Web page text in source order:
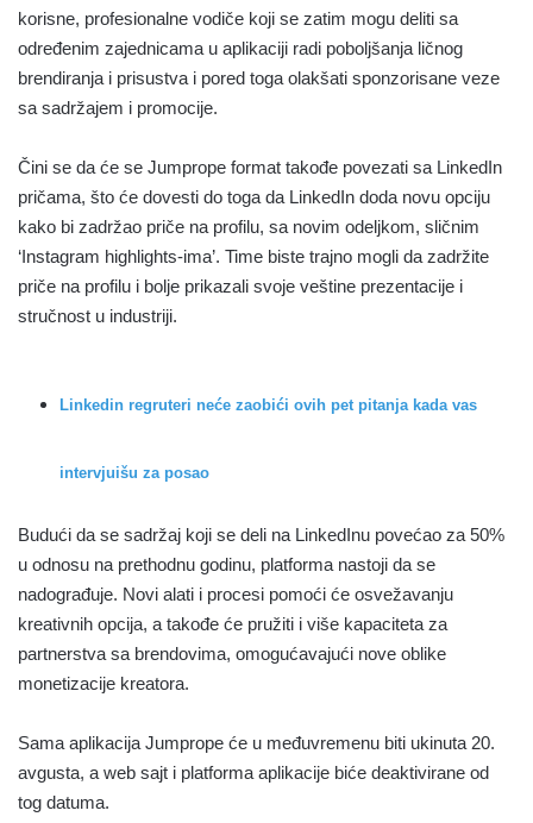
korisne, profesionalne vodiče koji se zatim mogu deliti sa
određenim zajednicama u aplikaciji radi poboljšanja ličnog
brendiranja i prisustva i pored toga olakšati sponzorisane veze
sa sadržajem i promocije.
Čini se da će se Jumprope format takođe povezati sa LinkedIn
pričama, što će dovesti do toga da LinkedIn doda novu opciju
kako bi zadržao priče na profilu, sa novim odeljkom, sličnim
‘Instagram highlights-ima’. Time biste trajno mogli da zadržite
priče na profilu i bolje prikazali svoje veštine prezentacije i
stručnost u industriji.
Linkedin regruteri neće zaobići ovih pet pitanja kada vas
intervjuišu za posao
Budući da se sadržaj koji se deli na LinkedInu povećao za 50%
u odnosu na prethodnu godinu, platforma nastoji da se
nadograđuje. Novi alati i procesi pomoći će osvežavanju
kreativnih opcija, a takođe će pružiti i više kapaciteta za
partnerstva sa brendovima, omogućavajući nove oblike
monetizacije kreatora.
Sama aplikacija Jumprope će u međuvremenu biti ukinuta 20.
avgusta, a web sajt i platforma aplikacije biće deaktivirane od
tog datuma.